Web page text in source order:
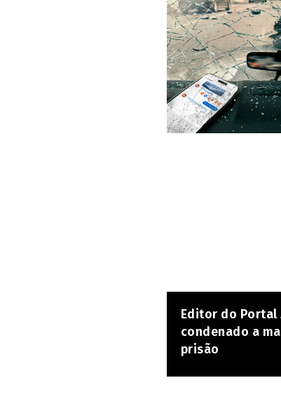
Editor do Portal
condenado a
prisão